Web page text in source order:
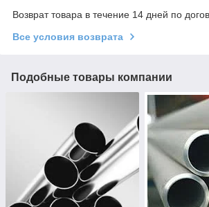
Возврат товара в течение 14 дней по
Все условия возврата
Подобные товары компании